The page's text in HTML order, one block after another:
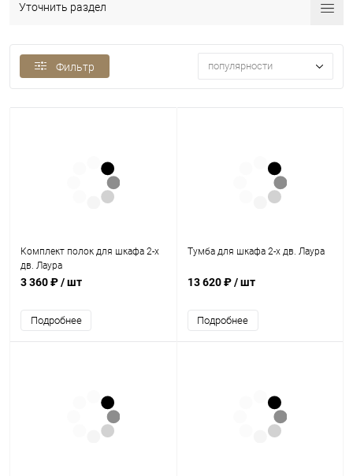
Уточнить раздел
Фильтр популярности
Комплект полок для шкафа 2-х
дв. Лаура
3 360 ₽/ шт
Подробнее
Тумба для шкафа 2-х дв. Лаура
13 620 ₽/ шт
Подробнее